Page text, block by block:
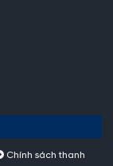
Chính sách thanh